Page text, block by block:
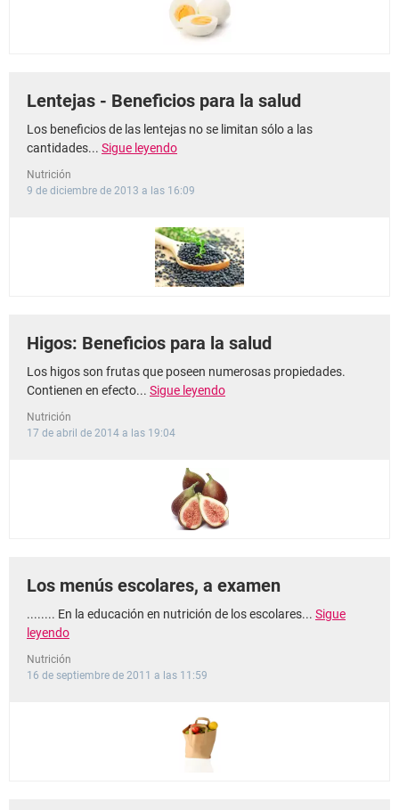
Lentejas - Beneficios para la salud
Los beneficios de las lentejas no se limitan sólo a las
cantidades... Sigue leyendo
Nutrición
9 de diciembre de 2013 a las 16:09
Higos: Beneficios para la salud
Los higos son frutas que poseen numerosas propiedades.
Contienen en efecto... Sigue leyendo
Nutrición
17 de abril de 2014 a las 19:04
Los menús escolares, a examen
........ En la educación en nutrición de los escolares... Sigue
leyendo
Nutrición
16 de septiembre de 2011 a las 11:59